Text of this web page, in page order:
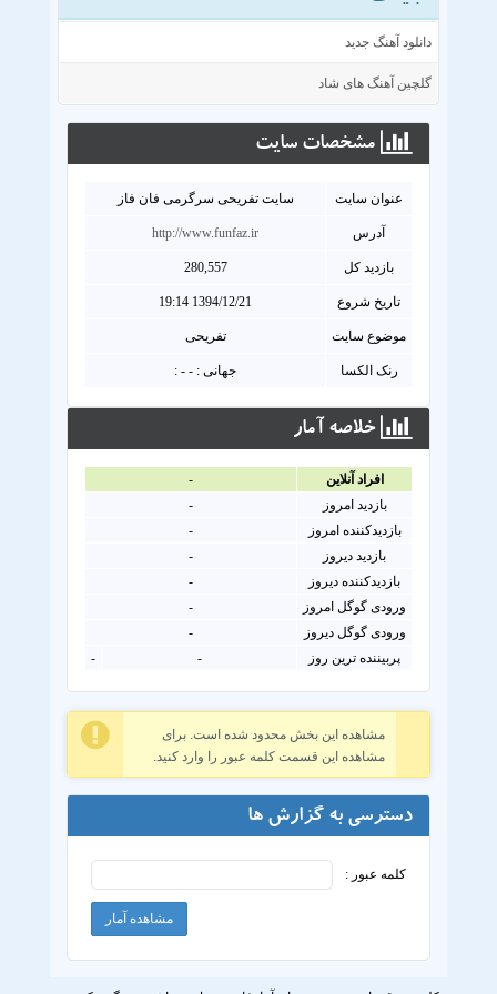
دانلود آهنگ جدید
گلچین آهنگ های شاد
مشخصات سايت
عنوان سايت سایت تفریحی سرگرمی فان فاز
آدرس http://www.funfaz.ir
بازدید کل 280,557
تاریخ شروع 1394/12/21 19:14
موضوع سایت تفریحی
رنک الکسا جهانی : - - :
خلاصه آمار
افراد آنلاين
-
بازدید امروز
-
بازدیدکننده امروز
-
بازدید دیروز
-
بازدیدکننده دیروز
-
ورودی گوگل امروز
-
ورودی گوگل دیروز
-
پربیننده ترین روز
-
-
مشاهده این بخش محدود شده است. برای
مشاهده این قسمت کلمه عبور را وارد کنید.
دسترسی به گزارش ها
کلمه عبور :